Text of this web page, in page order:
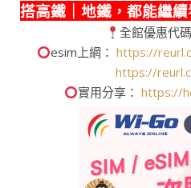
搭高鐵｜地鐵，都能繼
全館優惠代
esim上網： https://
https://
實用分享： https://